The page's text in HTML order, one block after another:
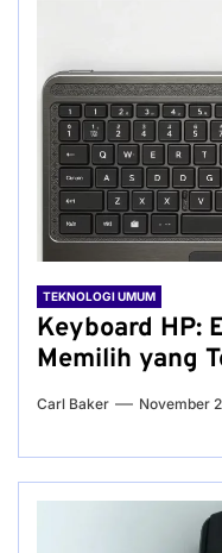
TEKNOLOGI UMUM
Keyboard HP:
Memilih yang
Carl Baker November